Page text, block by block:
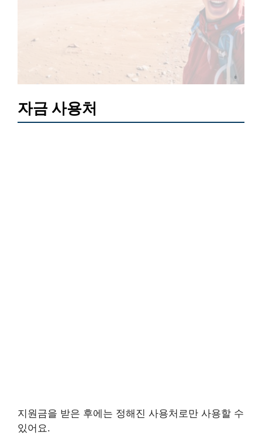
자금 사용처
지원금을 받은 후에는 정해진 사용처로만 사용할 수
있어요.